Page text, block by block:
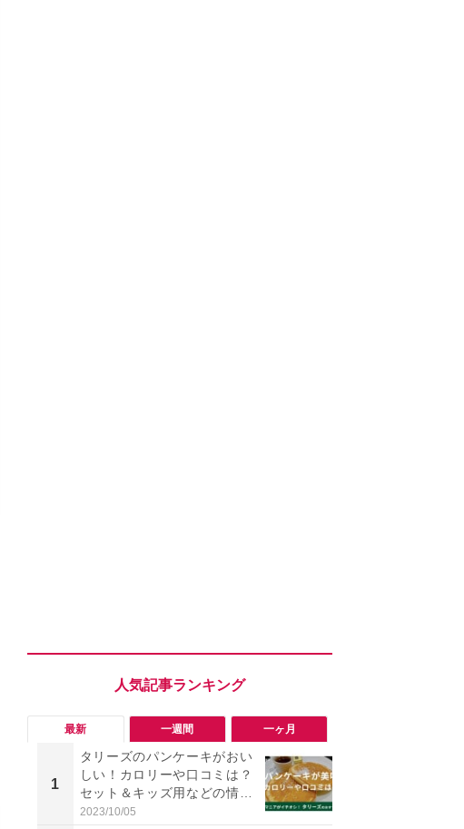
最新 一週間 一ヶ月
1
タリーズのパンケーキがおい
しい！カロリーや口コミは？
セット＆キッズ用などの情報
も
2023/10/05